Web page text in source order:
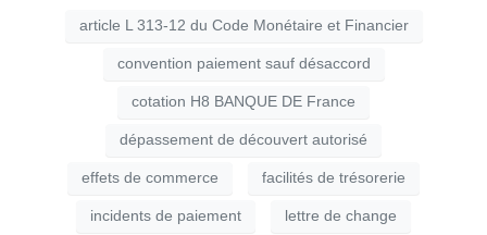
article L 313-12 du Code Monétaire et Financier
convention paiement sauf désaccord
cotation H8 BANQUE DE France
dépassement de découvert autorisé
effets de commerce facilités de trésorerie
incidents de paiement lettre de change